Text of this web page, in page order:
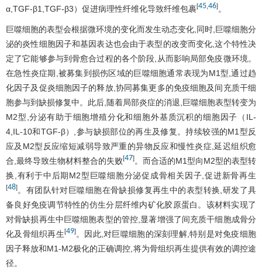
α,TGF-β1,TGF-β3）促进病理性纤维化导致纤维包裹[45,46] 。
巨噬细胞的表型会根据微环境的变化而发生动态变化,同时,巨噬细胞分
泌的炎性细胞因子和基因表达也会由于表型的改变而变化,这个特性决
定了它能够参与到骨愈合过程的各个阶段,从而影响局部免疫微环境。
在急性炎症期,被募集到损伤区域的巨噬细胞通常表现为M1型,通过趋
化因子及促炎细胞因子的释放,协同募集更多的免疫细胞及间充质干细
胞参与到缺损修复中。此后,随着局部炎症的消退,巨噬细胞表型转变为
M2型,分泌有助于细胞增殖分化和细胞外基质沉积的细胞因子（IL-
4,IL-10和TGF-β）,参与缺损部位的再生及修复。持续较强的M1型反
应及M2型反应缩短减弱导致严重的异物反应和慢性炎症,延迟组织愈
合,最终导致生物材料整合的失败[47] 。而合适的M1型向M2型的表型转
换,有利于中后期M2型巨噬细胞分泌促成骨相关因子,促进新骨再生
[48] 。有团队针对巨噬细胞在骨缺损修复再生中的表型转换,研发了具
备良好免疫调节特性的仿生分层纤维内矿化胶原蛋白。该材料实现了
对骨缺损再生中巨噬细胞表型的管控,显著增强了间充质干细胞成骨分
化及骨组织再生[49]。因此,对巨噬细胞的深刻理解,特别是对免疫细胞
因子释放和M1-M2极化的正确调控,将为骨组织再生提供有效的调控途
径。